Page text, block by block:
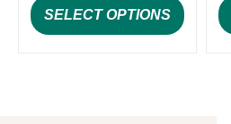
SELECT OPTIONS